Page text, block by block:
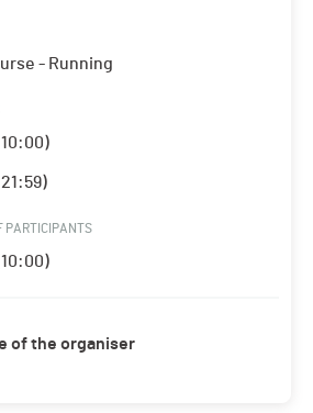
- Running
PARTICIPANTS
of the organiser